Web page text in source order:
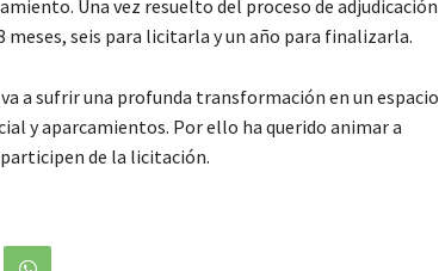
Una vez resuelto del proceso de adjudicación
meses, seis para licitarla y un año para finalizarla.
a sufrir una profunda transformación en un espacio
y aparcamientos. Por ello ha querido animar a
de la licitación.